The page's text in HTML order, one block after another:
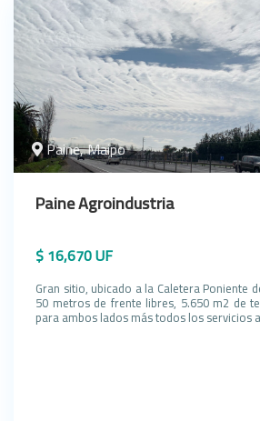
Paine, Maipo
Paine Agroindustria
$ 16,670 UF
Gran sitio, ubicado a la Caletera Poniente
50 metros de frente libres, 5.650 m2 de
para ambos lados más todos los servicios